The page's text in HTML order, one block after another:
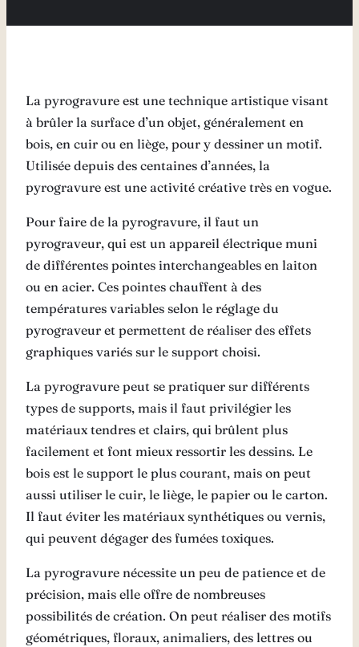
La pyrogravure est une technique artistique visant
à brûler la surface d’un objet, généralement en
bois, en cuir ou en liège, pour y dessiner un motif.
Utilisée depuis des centaines d’années, la
pyrogravure est une activité créative très en vogue.
Pour faire de la pyrogravure, il faut un
pyrograveur, qui est un appareil électrique muni
de différentes pointes interchangeables en laiton
ou en acier. Ces pointes chauffent à des
températures variables selon le réglage du
pyrograveur et permettent de réaliser des effets
graphiques variés sur le support choisi.
La pyrogravure peut se pratiquer sur différents
types de supports, mais il faut privilégier les
matériaux tendres et clairs, qui brûlent plus
facilement et font mieux ressortir les dessins. Le
bois est le support le plus courant, mais on peut
aussi utiliser le cuir, le liège, le papier ou le carton.
Il faut éviter les matériaux synthétiques ou vernis,
qui peuvent dégager des fumées toxiques.
La pyrogravure nécessite un peu de patience et de
précision, mais elle offre de nombreuses
possibilités de création. On peut réaliser des motifs
géométriques, floraux, animaliers, des lettres ou